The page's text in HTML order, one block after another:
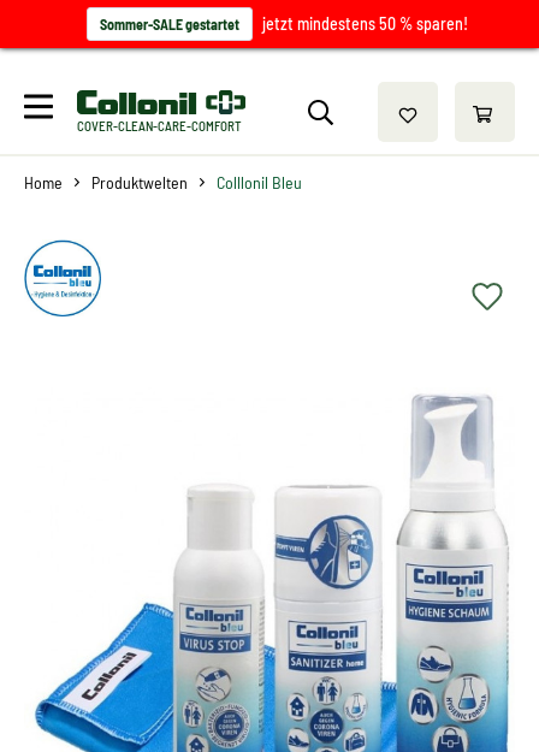
Sommer-SALE gestartet jetzt mindestens 50 % sparen!
COVER-CLEAN-CARE-COMFORT
Home Produktwelten Colllonil Bleu